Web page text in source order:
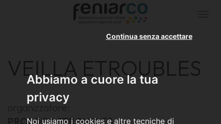
Abbiamo a cuore la tua
privacy
Noi usiamo i cookies e altre tecniche di
Continua senza accettare
VEILLA ETROUBLES
organizzatore:
PROLOCO ETROUBLES